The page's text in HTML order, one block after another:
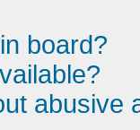
board?
abusive